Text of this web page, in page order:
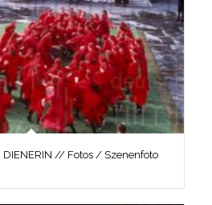
DIENERIN // Fotos / Szenenfoto